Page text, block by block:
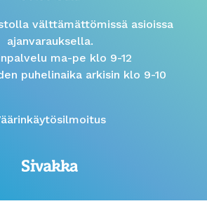
välttämättömissä asioissa
ajanvarauksella.
ma-pe klo 9-12
puhelinaika arkisin klo 9-10